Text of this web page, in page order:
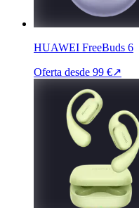
HUAWEI FreeBuds 6
Oferta desde 99 €↗